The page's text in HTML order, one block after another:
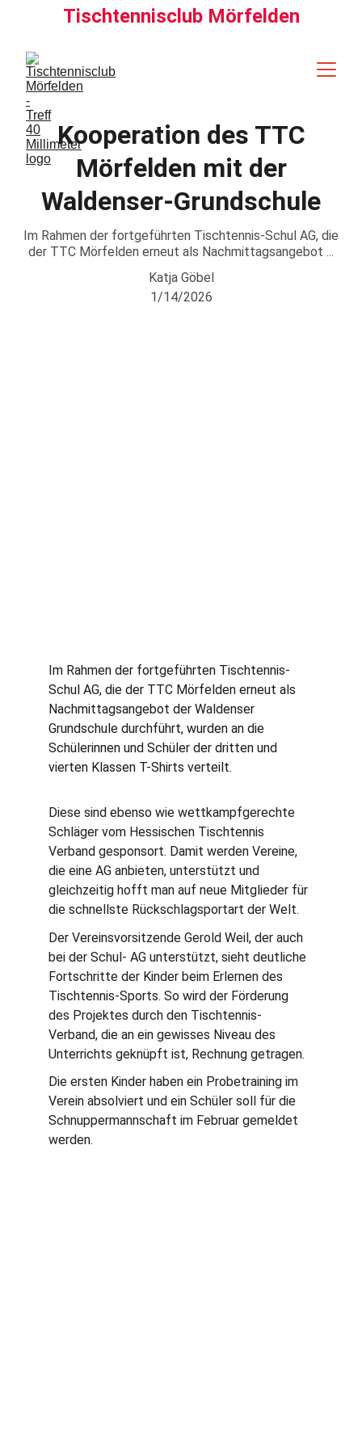
Tischtennisclub Mörfelden
Kooperation des TTC
Mörfelden mit der
Waldenser-Grundschule
Im Rahmen der fortgeführten Tischtennis-Schul AG, die
der TTC Mörfelden erneut als Nachmittagsangebot ...
Katja Göbel
1/14/2026
Im Rahmen der fortgeführten Tischtennis-
Schul AG, die der TTC Mörfelden erneut als
Nachmittagsangebot der Waldenser
Grundschule durchführt, wurden an die
Schülerinnen und Schüler der dritten und
vierten Klassen T-Shirts verteilt.
Diese sind ebenso wie wettkampfgerechte
Schläger vom Hessischen Tischtennis
Verband gesponsort. Damit werden Vereine,
die eine AG anbieten, unterstützt und
gleichzeitig hofft man auf neue Mitglieder für
die schnellste Rückschlagsportart der Welt.
Der Vereinsvorsitzende Gerold Weil, der auch
bei der Schul- AG unterstützt, sieht deutliche
Fortschritte der Kinder beim Erlernen des
Tischtennis-Sports. So wird der Förderung
des Projektes durch den Tischtennis-
Verband, die an ein gewisses Niveau des
Unterrichts geknüpft ist, Rechnung getragen.
Die ersten Kinder haben ein Probetraining im
Verein absolviert und ein Schüler soll für die
Schnuppermannschaft im Februar gemeldet
werden.